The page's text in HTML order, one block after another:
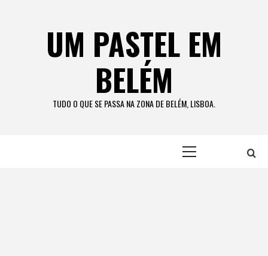
UM PASTEL EM
BELÉM
TUDO O QUE SE PASSA NA ZONA DE BELÉM, LISBOA.